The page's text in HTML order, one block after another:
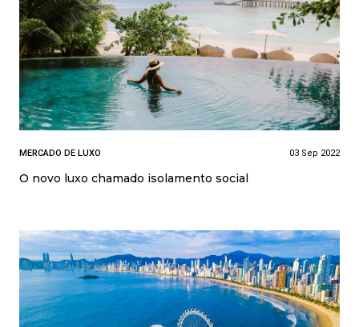
MERCADO DE LUXO 03 Sep 2022
O novo luxo chamado isolamento social